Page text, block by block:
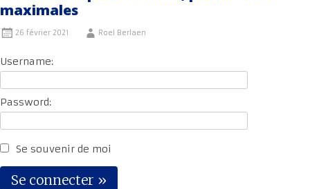
maximales
26 février 2021 Roel Berlaen
Username:
Password:
Se souvenir de moi